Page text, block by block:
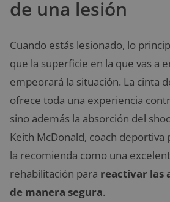
de una lesión
Cuando estás lesionado, lo
que la superficie en la que vas a
empeorará la situación. La cinta
ofrece toda una experiencia
sino además la absorción del
Keith McDonald, coach
la recomienda como una
rehabilitación para reactivar las
de manera segura.